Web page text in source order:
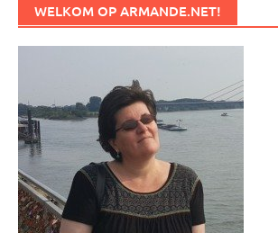
WELKOM OP ARMANDE.NET!